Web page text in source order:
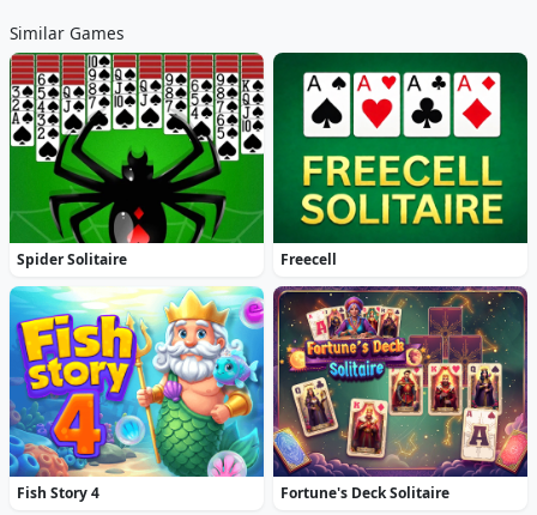
Similar Games
Spider Solitaire Freecell
Fish Story 4 Fortune's Deck Solitaire